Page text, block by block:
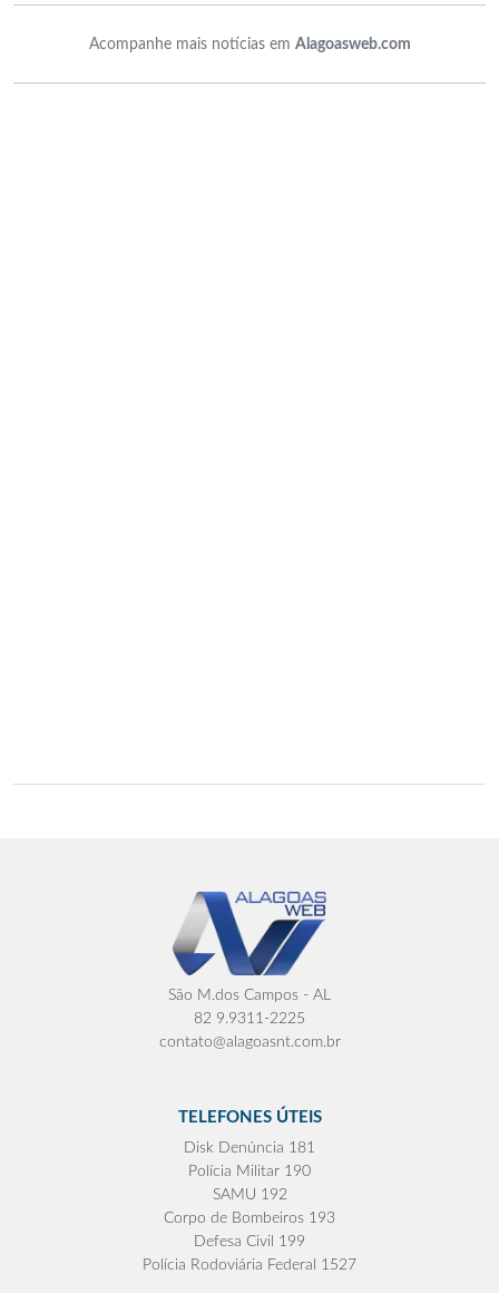
Acompanhe mais notícias em Alagoasweb.com
São M.dos Campos - AL
82 9.9311-2225
contato@alagoasnt.com.br
TELEFONES ÚTEIS
Disk Denúncia 181
Polícia Militar 190
SAMU 192
Corpo de Bombeiros 193
Defesa Civil 199
Polícia Rodoviária Federal 1527